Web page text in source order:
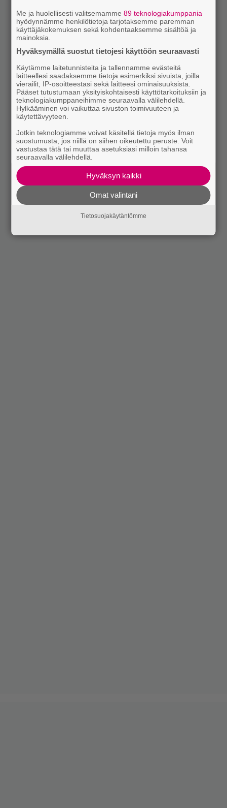
Me ja huolellisesti valitsemamme89 teknologiakumppania
hyödynnämme henkilötietoja tarjotaksemme paremman
käyttäjäkokemuksen sekä kohdentaaksemme sisältöä ja
mainoksia.
Hyväksymällä suostut tietojesi käyttöön seuraavasti
Käytämme laitetunnisteita ja tallennamme evästeitä
laitteellesi saadaksemme tietoja esimerkiksi sivuista, joilla
vierailit, IP-osoitteestasi sekä laitteesi ominaisuuksista.
Pääset tutustumaan yksityiskohtaisesti käyttötarkoituksiin ja
teknologiakumppaneihimme seuraavalla välilehdellä.
Hylkääminen voi vaikuttaa sivuston toimivuuteen ja
käytettävyyteen.
Jotkin teknologiamme voivat käsitellä tietoja myös ilman
suostumusta, jos niillä on siihen oikeutettu peruste. Voit
vastustaa tätä tai muuttaa asetuksiasi milloin tahansa
seuraavalla välilehdellä.
Hyväksyn kaikki
Omat valintani
Tietosuojakäytäntömme